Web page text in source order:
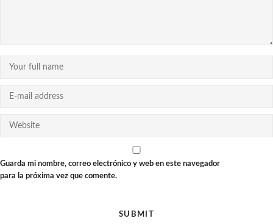
Guarda mi nombre, correo electrónico y web en este navegador
para la próxima vez que comente.